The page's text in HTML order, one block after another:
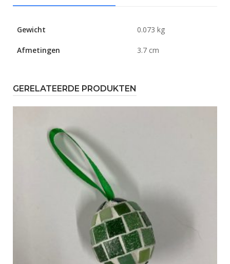
Gewicht 0.073 kg
Afmetingen 3.7 cm
GERELATEERDE PRODUKTEN